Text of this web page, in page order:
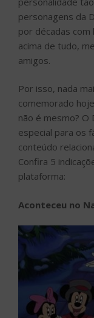
personagens da
por décadas
acima de tudo,
amigos.
Por isso, nada
comemorado
não é mesmo? O
especial para os
conteúdo
Confira 5
plataforma:
Aconteceu no